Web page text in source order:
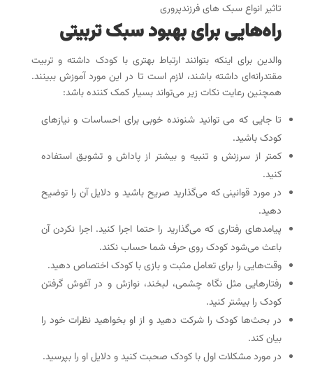
تاثیر انواع سبک های فرزندپروری
راه‌هایی برای بهبود سبک تربیتی
والدین برای اینکه بتوانند ارتباط بهتری با کودک داشته و تربیت
مقتدرانه‌ای داشته باشند، لازم است تا در این مورد آموزش ببینند.
همچنین رعایت نکات زیر می‌تواند بسیار کمک کننده باشد:
تا جایی که می توانید شنونده خوبی برای احساسات و نیازهای
کودک باشید.
کمتر از سرزنش و تنبیه و بیشتر از پاداش و تشویق استفاده
کنید.
در مورد قوانینی که می‌گذارید صریح باشید و دلایل آن را توضیح
دهید.
پیامدهای رفتاری که می‌گذارید را حتما اجرا کنید. اجرا نکردن آن
باعث می‌شود کودک روی حرف شما حساب نکند.
وقت‌هایی را برای تعامل مثبت و بازی با کودک اختصاص دهید.
رفتارهایی مثل نگاه چشمی، لبخند، نوازش و در آغوش گرفتن
کودک را بیشتر کنید.
در بحث‌ها کودک را شرکت دهید و از او بخواهید نظرات خود را
بیان کند.
در مورد مشکلات اول با کودک صحبت کنید و دلایل او را بپرسید.